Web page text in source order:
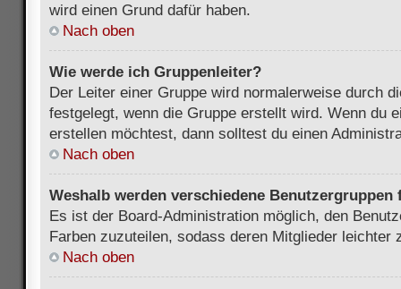
wird einen Grund dafür haben.
Nach oben
Wie werde ich Gruppenleiter?
Der Leiter einer Gruppe wird normalerweise durch
festgelegt, wenn die Gruppe erstellt wird. Wenn du
erstellen möchtest, dann solltest du einen
Nach oben
Weshalb werden verschiedene
Es ist der Board-Administration möglich, den
Farben zuzuteilen, sodass deren Mitglieder leichter
Nach oben